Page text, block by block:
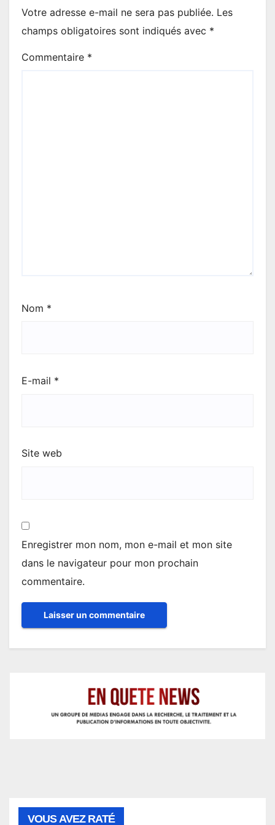
Votre adresse e-mail ne sera pas publiée. Les
champs obligatoires sont indiqués avec *
Commentaire *
Nom *
E-mail *
Site web
Enregistrer mon nom, mon e-mail et mon site
dans le navigateur pour mon prochain
commentaire.
VOUS AVEZ RATÉ